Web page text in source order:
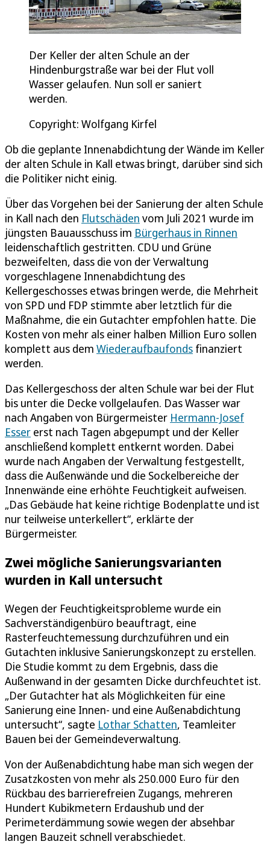
Der Keller der alten Schule an der
Hindenburgstraße war bei der Flut voll
Wasser gelaufen. Nun soll er saniert
werden.
Copyright: Wolfgang Kirfel
Ob die geplante Innenabdichtung der Wände im Keller
der alten Schule in Kall etwas bringt, darüber sind sich
die Politiker nicht einig.
Über das Vorgehen bei der Sanierung der alten Schule
in Kall nach den Flutschäden vom Juli 2021 wurde im
jüngsten Bauausschuss im Bürgerhaus in Rinnen
leidenschaftlich gestritten. CDU und Grüne
bezweifelten, dass die von der Verwaltung
vorgeschlagene Innenabdichtung des
Kellergeschosses etwas bringen werde, die Mehrheit
von SPD und FDP stimmte aber letztlich für die
Maßnahme, die ein Gutachter empfohlen hatte. Die
Kosten von mehr als einer halben Million Euro sollen
komplett aus dem Wiederaufbaufonds finanziert
werden.
Das Kellergeschoss der alten Schule war bei der Flut
bis unter die Decke vollgelaufen. Das Wasser war
nach Angaben von Bürgermeister Hermann-Josef
Esser erst nach Tagen abgepumpt und der Keller
anschließend komplett entkernt worden. Dabei
wurde nach Angaben der Verwaltung festgestellt,
dass die Außenwände und die Sockelbereiche der
Innenwände eine erhöhte Feuchtigkeit aufweisen.
„Das Gebäude hat keine richtige Bodenplatte und ist
nur teilweise unterkellert“, erklärte der
Bürgermeister.
Zwei mögliche Sanierungsvarianten
wurden in Kall untersucht
Wegen der Feuchtigkeitsprobleme wurde ein
Sachverständigenbüro beauftragt, eine
Rasterfeuchtemessung durchzuführen und ein
Gutachten inklusive Sanierungskonzept zu erstellen.
Die Studie kommt zu dem Ergebnis, dass die
Außenwand in der gesamten Dicke durchfeuchtet ist.
„Der Gutachter hat als Möglichkeiten für eine
Sanierung eine Innen- und eine Außenabdichtung
untersucht“, sagte Lothar Schatten, Teamleiter
Bauen bei der Gemeindeverwaltung.
Von der Außenabdichtung habe man sich wegen der
Zusatzkosten von mehr als 250.000 Euro für den
Rückbau des barrierefreien Zugangs, mehreren
Hundert Kubikmetern Erdaushub und der
Perimeterdämmung sowie wegen der absehbar
langen Bauzeit schnell verabschiedet.